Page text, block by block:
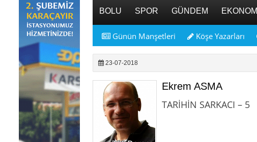
BOLU SPOR GÜNDEM EKONOMİ
Günün Manşetleri Köşe Yazarları
23-07-2018
Ekrem ASMA
TARİHİN SARKACI – 5